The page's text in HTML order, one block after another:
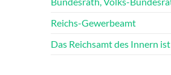
Reichs-Gewerbeamt
Das Reichsamt des Innern